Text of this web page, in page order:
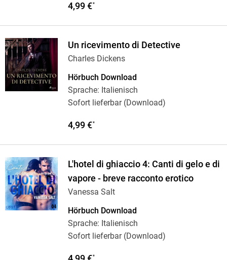
4,99 €*
Un ricevimento di Detective
Charles Dickens
Hörbuch Download
Sprache: Italienisch
Sofort lieferbar (Download)
4,99 €*
L'hotel di ghiaccio 4: Canti di gelo e di
vapore - breve racconto erotico
Vanessa Salt
Hörbuch Download
Sprache: Italienisch
Sofort lieferbar (Download)
*